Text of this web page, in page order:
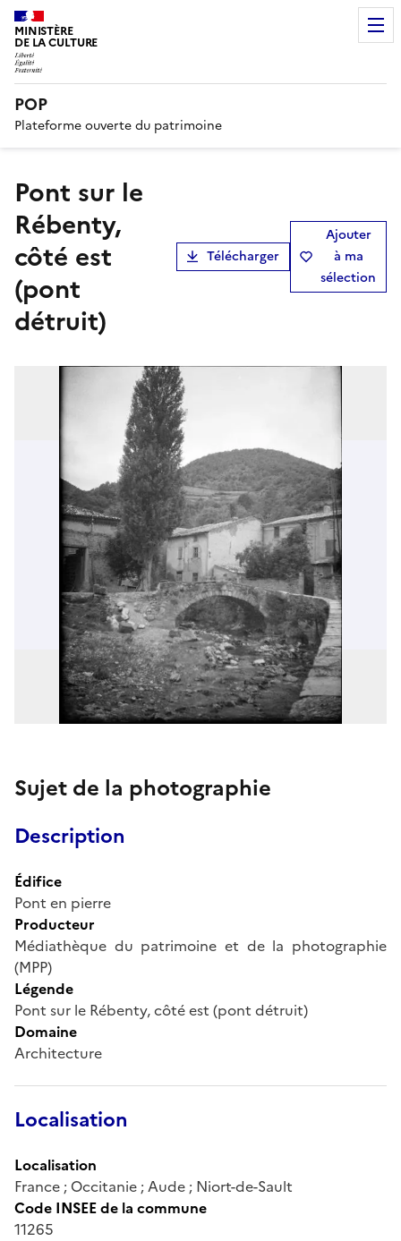
MINISTÈRE
DE LA CULTURE
POP
Plateforme ouverte du patrimoine
Pont sur le
Rébenty,
côté est
(pont
détruit)
Télécharger
Ajouter
à ma
sélection
Sujet de la photographie
Description
Édifice
Pont en pierre
Producteur
Médiathèque du patrimoine et de la photographie
(MPP)
Légende
Pont sur le Rébenty, côté est (pont détruit)
Domaine
Architecture
Localisation
Localisation
France ; Occitanie ; Aude ; Niort-de-Sault
Code INSEE de la commune
11265